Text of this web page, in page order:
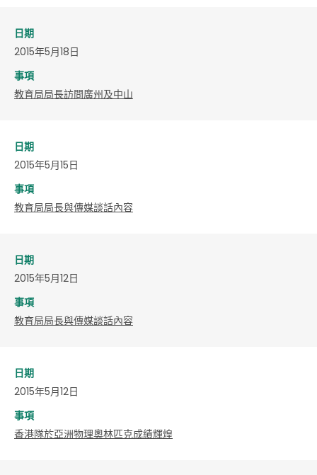
日期
2015年5月18日
事項
教育局局長訪問廣州及中山
日期
2015年5月15日
事項
教育局局長與傳媒談話內容
日期
2015年5月12日
事項
教育局局長與傳媒談話內容
日期
2015年5月12日
事項
香港隊於亞洲物理奧林匹克成績輝煌